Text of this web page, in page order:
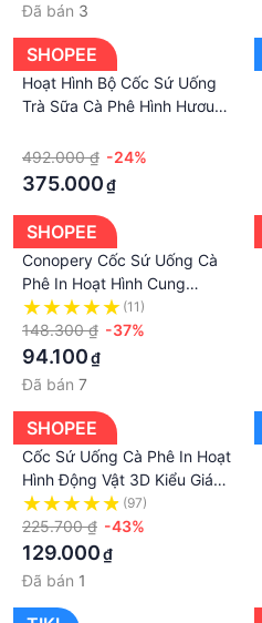
Đã bán 3
SHOPEE
Hoạt Hình Bộ Cốc Sứ Uống
Trà Sữa Cà Phê Hình Hươu
Để Bàn Văn Phòng / Nhà Ở
492.000 ₫ -24%
375.000₫
SHOPEE
Conopery Cốc Sứ Uống Cà
Phê In Hoạt Hình Cung
Hoàng Đạo Kèm Muỗ
(11)
148.300 ₫ -37%
94.100₫
Đã bán 7
SHOPEE
Cốc Sứ Uống Cà Phê In Hoạt
Hình Động Vật 3D Kiểu Giáng
Sinh Sáng Tạo(97)
225.700 ₫ -43%
129.000₫
Đã bán 1